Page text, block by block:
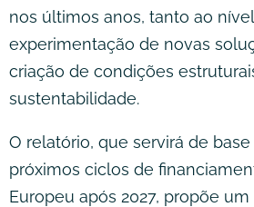
nos últimos anos, tanto ao
experimentação de novas
criação de condições
sustentabilidade.
O relatório, que servirá de
próximos ciclos de
Europeu após 2027, propõe